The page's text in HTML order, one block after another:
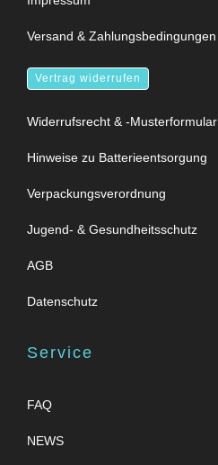
Versand & Zahlungsbedingungen
Vertrag widerrufen
Widerrufsrecht & -Musterformular
Hinweise zu Batterieentsorgung
Verpackungsverordnung
Jugend- & Gesundheitsschutz
AGB
Datenschutz
Service
FAQ
NEWS